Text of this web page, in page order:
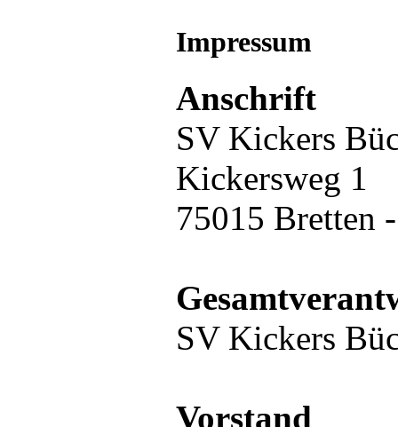
Impressum
Anschrift
SV Kickers
Kickersweg 1
75015 Bretten
SV Kickers
Vorstand